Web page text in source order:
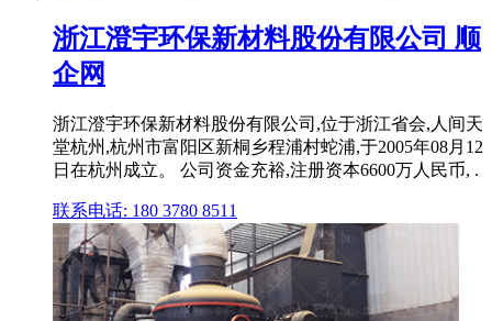
浙江澄宇环保新材料股份有限公司 顺
企网
浙江澄宇环保新材料股份有限公司,位于浙江省会,人间天
堂杭州,杭州市富阳区新桐乡程浦村蛇浦,于2005年08月12
日在杭州成立。 公司资金充裕,注册资本6600万人民币, .
联系电话: 180 3780 8511